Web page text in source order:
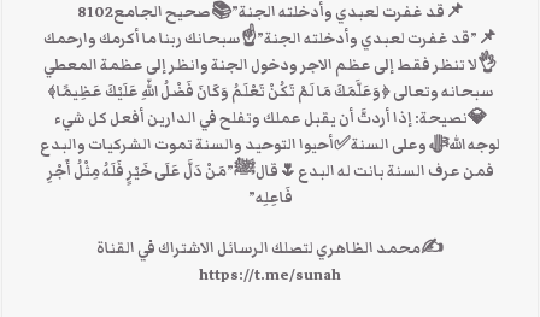
📌قد غفرت لعبدي وأدخلته الجنة”📚صحيح الجامع8102
📌”قد غفرت لعبدي وأدخلته الجنة”☝سبحانك ربنا ما أكرمك وارحمك
👌لا تنظر فقط إلى عظم الاجر ودخول الجنة وانظر إلى عظمة المعطي
سبحانه وتعالى ﴿وَعَلَّمَكَ مَا لَمْ تَكُنْ تَعْلَمُ وَكَانَ فَضْلُ اللّهِ عَلَيْكَ عَظِيمًا﴾
💎نصيحة: إذا أردتَّ أن يقبل عملك وتفلح في الدارين أفعل كل شيء
لوجه اللهﷻ وعلى السنة✅أحيوا التوحيد والسنة تموت الشركيات والبدع
فمن عرف السنة بانت له البدع🌷قالﷺ”مَنْ دَلَّ عَلَى خَيْرٍ فَلَهُ مِثْلُ أَجْرِ
فَاعِلِه”
✍محمد الظاهري لتصلك الرسائل الاشتراك في القناة
https://t.me/sunah